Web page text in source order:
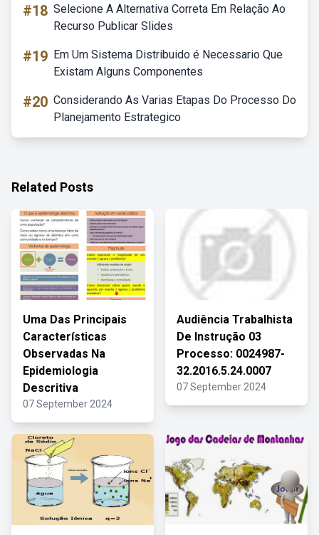
#18 Selecione A Alternativa Correta Em Relação Ao
Recurso Publicar Slides
#19 Em Um Sistema Distribuido é Necessario Que
Existam Alguns Componentes
#20 Considerando As Varias Etapas Do Processo Do
Planejamento Estrategico
Related Posts
Uma Das Principais
Características
Observadas Na
Epidemiologia
Descritiva
07 September 2024
Audiência Trabalhista
De Instrução 03
Processo: 0024987-
32.2016.5.24.0007
07 September 2024